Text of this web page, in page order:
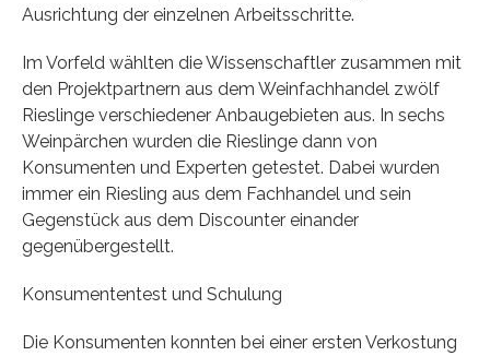
Ausrichtung der einzelnen Arbeitsschritte.
Im Vorfeld wählten die Wissenschaftler zusammen mit
den Projektpartnern aus dem Weinfachhandel zwölf
Rieslinge verschiedener Anbaugebieten aus. In sechs
Weinpärchen wurden die Rieslinge dann von
Konsumenten und Experten getestet. Dabei wurden
immer ein Riesling aus dem Fachhandel und sein
Gegenstück aus dem Discounter einander
gegenübergestellt.
Konsumententest und Schulung
Die Konsumenten konnten bei einer ersten Verkostung